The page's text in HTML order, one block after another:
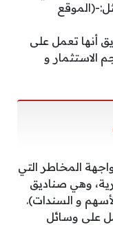
(الموقع
أنها تعمل على
الاستثمار و
المخاطر التي
وهي صناديق
و السندات).
على وسائل